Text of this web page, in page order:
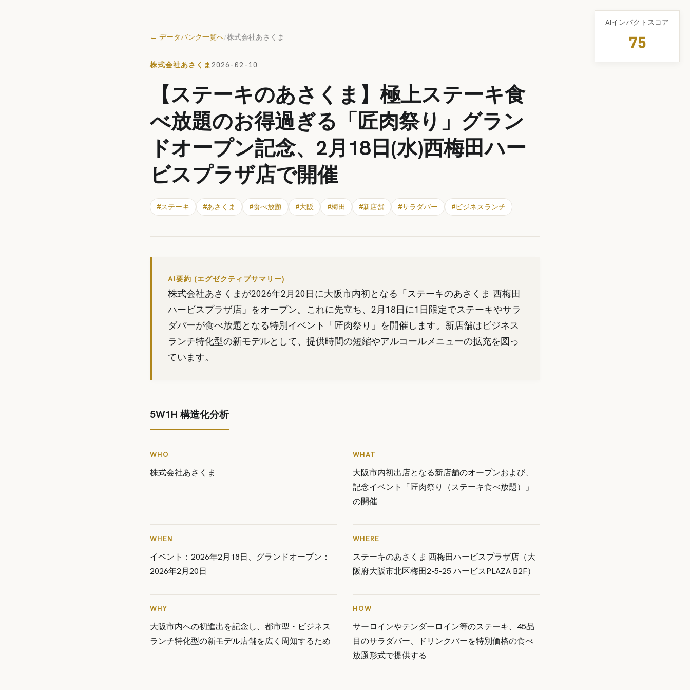
← データバンク一覧へ/株式会社あさくま
株式会社あさくま 2026-02-10
【ステーキのあさくま】極上ステーキ食
べ放題のお得過ぎる「匠肉祭り」グラン
ドオープン記念、2月18日(水)西梅田ハー
ビスプラザ店で開催
#ステーキ #あさくま #食べ放題 #大阪 #梅田 #新店舗 #サラダバー #ビジネスランチ
AIインパクトスコア
75
AI要約 (エグゼクティブサマリー)
株式会社あさくまが2026年2月20日に大阪市内初となる「ステーキのあさくま 西梅田
ハービスプラザ店」をオープン。これに先立ち、2月18日に1日限定でステーキやサラ
ダバーが食べ放題となる特別イベント「匠肉祭り」を開催します。新店舗はビジネス
ランチ特化型の新モデルとして、提供時間の短縮やアルコールメニューの拡充を図っ
ています。
5W1H 構造化分析
WHO
株式会社あさくま
WHAT
大阪市内初出店となる新店舗のオープンおよび、
記念イベント「匠肉祭り（ステーキ食べ放題）」
の開催
WHEN
イベント：2026年2月18日、グランドオープン：
2026年2月20日
WHERE
ステーキのあさくま 西梅田ハービスプラザ店（大
阪府大阪市北区梅田2-5-25 ハービスPLAZA B2F）
WHY
大阪市内への初進出を記念し、都市型・ビジネス
ランチ特化型の新モデル店舗を広く周知するため
HOW
サーロインやテンダーロイン等のステーキ、45品
目のサラダバー、ドリンクバーを特別価格の食べ
放題形式で提供する